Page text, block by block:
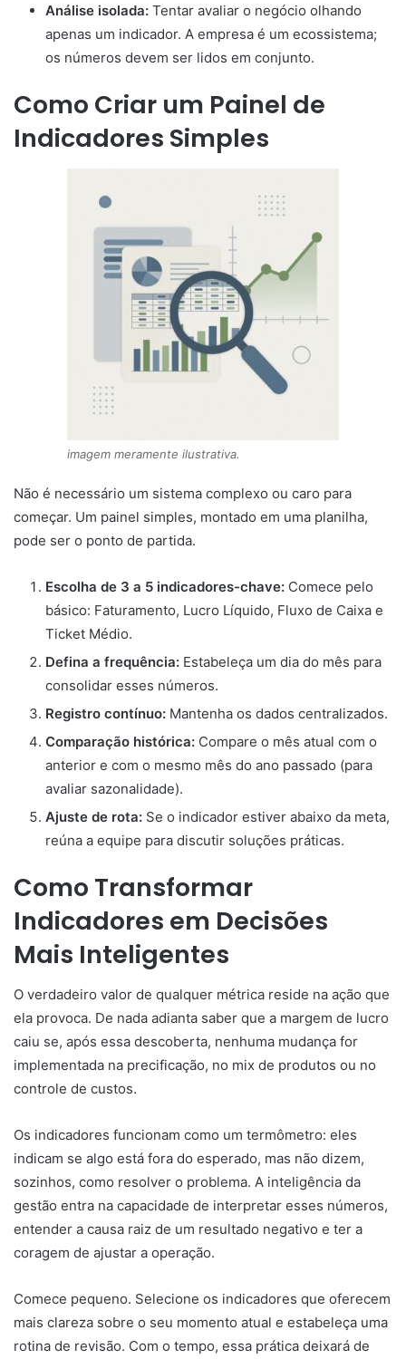
Análise isolada: Tentar avaliar o negócio olhando
apenas um indicador. A empresa é um ecossistema;
os números devem ser lidos em conjunto.
Como Criar um Painel de
Indicadores Simples
imagem meramente ilustrativa.
Não é necessário um sistema complexo ou caro para
começar. Um painel simples, montado em uma planilha,
pode ser o ponto de partida.
Escolha de 3 a 5 indicadores-chave: Comece pelo
básico: Faturamento, Lucro Líquido, Fluxo de Caixa e
Ticket Médio.
Defina a frequência: Estabeleça um dia do mês para
consolidar esses números.
Registro contínuo: Mantenha os dados centralizados.
Comparação histórica: Compare o mês atual com o
anterior e com o mesmo mês do ano passado (para
avaliar sazonalidade).
Ajuste de rota: Se o indicador estiver abaixo da meta,
reúna a equipe para discutir soluções práticas.
Como Transformar
Indicadores em Decisões
Mais Inteligentes
O verdadeiro valor de qualquer métrica reside na ação que
ela provoca. De nada adianta saber que a margem de lucro
caiu se, após essa descoberta, nenhuma mudança for
implementada na precificação, no mix de produtos ou no
controle de custos.
Os indicadores funcionam como um termômetro: eles
indicam se algo está fora do esperado, mas não dizem,
sozinhos, como resolver o problema. A inteligência da
gestão entra na capacidade de interpretar esses números,
entender a causa raiz de um resultado negativo e ter a
coragem de ajustar a operação.
Comece pequeno. Selecione os indicadores que oferecem
mais clareza sobre o seu momento atual e estabeleça uma
rotina de revisão. Com o tempo, essa prática deixará de